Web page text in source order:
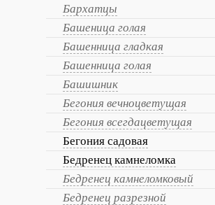
Бархатцы
Башеница голая
Башенница гладкая
Башенница голая
Башишник
Бегония вечноцветущая
Бегония всегдацветущая
Бегония садовая
Бедренец камнеломка
Бедренец камнеломковый
Бедренец разрезной